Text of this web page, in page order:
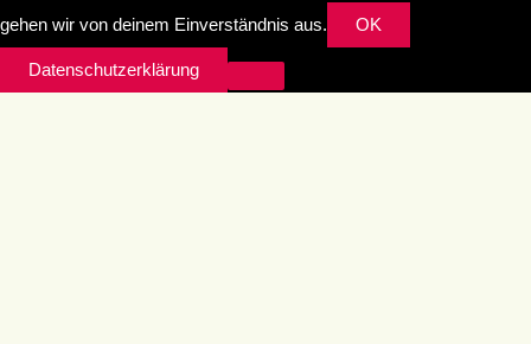
gehen wir von deinem Einverständnis aus.
OK
Datenschutzerklärung